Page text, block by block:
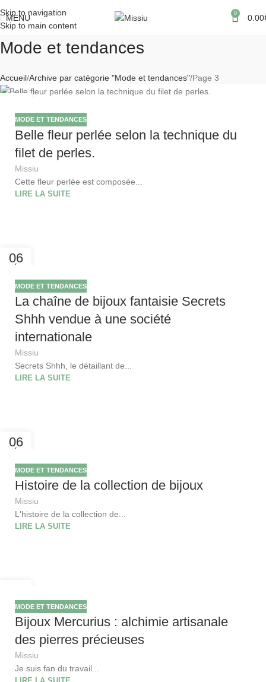
Skip to navigation
Skip to main content
MENU 0 0.00
Mode et tendances
Accueil Archive par catégorie "Mode et tendances" Page 3
FÉV
MODE ET TENDANCES
Belle fleur perlée selon la technique du
filet de perles.
Missiu
Cette fleur perlée est composée...
LIRE LA SUITE
06
MODE ET TENDANCES
La chaîne de bijoux fantaisie Secrets
Shhh vendue à une société
internationale
Missiu
Secrets Shhh, le détaillant de...
LIRE LA SUITE
06
MODE ET TENDANCES
Histoire de la collection de bijoux
Missiu
L'histoire de la collection de...
LIRE LA SUITE
FÉV
MODE ET TENDANCES
Bijoux Mercurius : alchimie artisanale
des pierres précieuses
Missiu
Je suis fan du travail...